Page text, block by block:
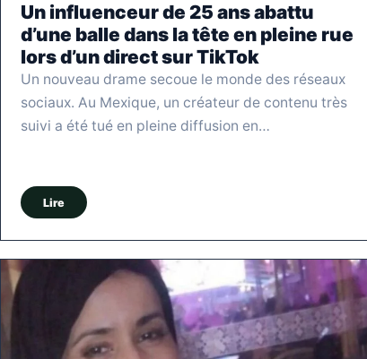
Un influenceur de 25 ans abattu
d’une balle dans la tête en pleine rue
lors d’un direct sur TikTok
Un nouveau drame secoue le monde des réseaux
sociaux. Au Mexique, un créateur de contenu très
suivi a été tué en pleine diffusion en…
Lire